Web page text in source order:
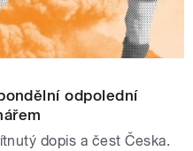
odpolední
dopis a čest Česka.